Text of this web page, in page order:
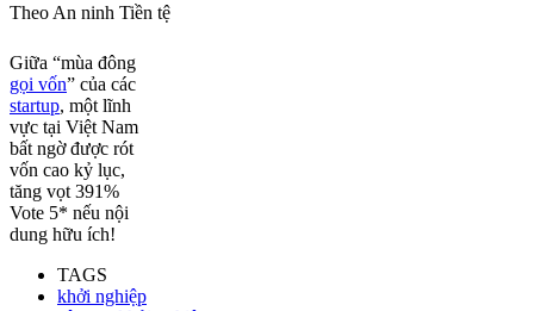
Theo An ninh Tiền tệ
Giữa “mùa đông
gọi vốn” của các
startup, một lĩnh
vực tại Việt Nam
bất ngờ được rót
vốn cao kỷ lục,
tăng vọt 391%
Vote 5* nếu nội
dung hữu ích!
TAGS
khởi nghiệp